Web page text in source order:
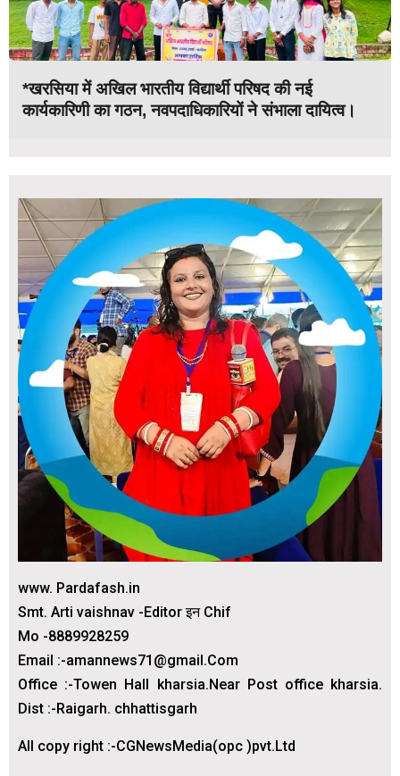
*खरसिया में अखिल भारतीय विद्यार्थी परिषद की नई
कार्यकारिणी का गठन, नवपदाधिकारियों ने संभाला दायित्व।
www. Pardafash.in
Smt. Arti vaishnav -Editor इन Chif
Mo -8889928259
Email :-amannews71@gmail.Com
Office :-Towen Hall kharsia.Near Post office kharsia.
Dist :-Raigarh. chhattisgarh
All copy right :-CGNewsMedia(opc )pvt.Ltd